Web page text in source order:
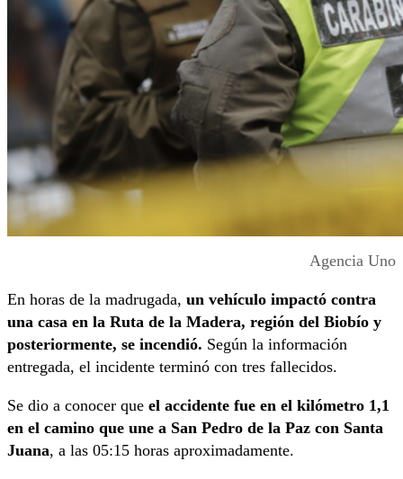
Agencia Uno
En horas de la madrugada, un vehículo impactó contra
una casa en la Ruta de la Madera, región del Biobío y
posteriormente, se incendió. Según la información
entregada, el incidente terminó con tres fallecidos.
Se dio a conocer que el accidente fue en el kilómetro 1,1
en el camino que une a San Pedro de la Paz con Santa
Juana, a las 05:15 horas aproximadamente.